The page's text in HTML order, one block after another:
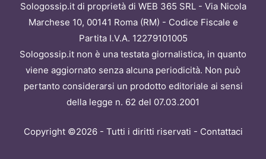
Sologossip.it di proprietà di WEB 365 SRL - Via Nicola
Marchese 10, 00141 Roma (RM) - Codice Fiscale e
Partita I.V.A. 12279101005
Sologossip.it non è una testata giornalistica, in quanto
viene aggiornato senza alcuna periodicità. Non può
pertanto considerarsi un prodotto editoriale ai sensi
della legge n. 62 del 07.03.2001
Copyright ©2026 - Tutti i diritti riservati - Contattaci